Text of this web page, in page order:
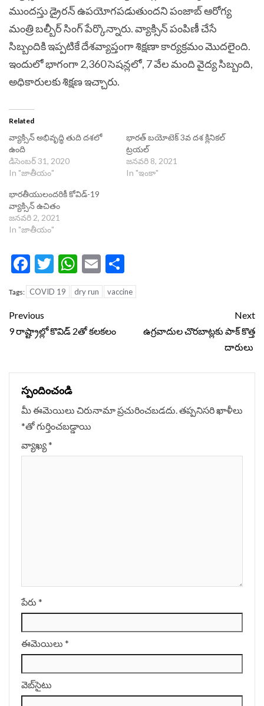
ముందస్తు డ్రైరన్‌ ఉపయోగపడుతుందని పంజాబ్‌ ఆరోగ్య
మంత్రి బల్బీర్‌ సింగ్‌ పేర్కొన్నారు. వ్యాక్సిన్‌ పంపిణీ చేసే
సిబ్బందికి ఇప్పటికే దేశవ్యాప్తంగా శిక్షణా కార్యక్రమం మొదలైంది.
ఇందులో భాగంగా 2,360 సెషన్లలో, 7 వేల మంది వైద్య సిబ్బంది,
అధికారులకు శిక్షణ ఇచ్చారు.
Related
వ్యాక్సిన్ అభివృద్ధి తుది దశలో
ఉంది
డిసెంబర్ 31, 2020
In "జాతీయం"
భారత్ బయోటెక్ 3వ దశ క్లినికల్
ట్రయల్
జనవరి 8, 2021
In "ఇంకా"
భారతీయులందరికీ కోవిడ్-19
వ్యాక్సిన్ ఉచితం
జనవరి 2, 2021
In "జాతీయం"
Facebook
Twitter
WhatsApp
Email
Tags: COVID 19 dry run vaccine
Continue
Reading
Previous
9 రాష్ట్రాల్లో కొవిడ్ 2తో కలకలం
Next
ఉగ్రవాదుల చొరబాట్లకు పాక్ కొత్త
దారులు
స్పందించండి
మీ ఈమెయిలు చిరునామా ప్రచురించబడదు.తప్పనిసరి ఖాళీలు
*‌తో గుర్తించబడ్డాయి
వ్యాఖ్య*
పేరు *
ఈమెయిలు *
వెబ్‌సైటు